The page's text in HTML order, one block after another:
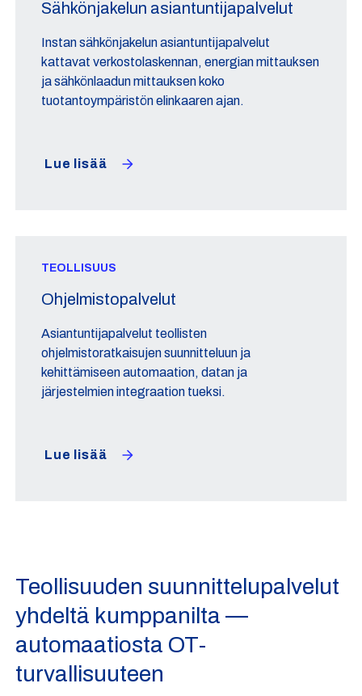
Sähkönjakelun asiantuntijapalvelut
Instan sähkönjakelun asiantuntijapalvelut
kattavat verkostolaskennan, energian mittauksen
ja sähkönlaadun mittauksen koko
tuotantoympäristön elinkaaren ajan.
Lue lisää
TEOLLISUUS
Ohjelmistopalvelut
Asiantuntijapalvelut teollisten
ohjelmistoratkaisujen suunnitteluun ja
kehittämiseen automaation, datan ja
järjestelmien integraation tueksi.
Lue lisää
Teollisuuden suunnittelupalvelut
yhdeltä kumppanilta —
automaatiosta OT-
turvallisuuteen